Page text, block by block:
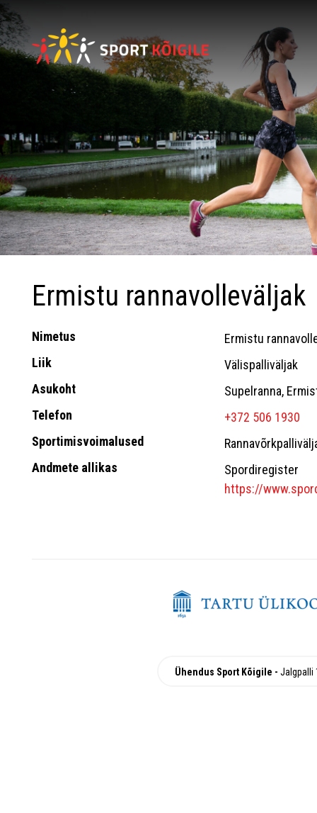
Ermistu rannavolleväljak
Nimetus
Ermistu
Liik
Välispalliväljak
Asukoht
Supelranna,
Telefon
+372 506 1930
Sportimisvoimalused
Andmete allikas
Spordiregister
https://
Ühendus Sport Kõigile Jalgpalli